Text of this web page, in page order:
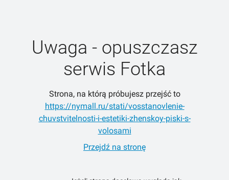
Uwaga - opuszczasz
serwis Fotka
Strona, na którą próbujesz przejść to
https://nymall.ru/stati/vosstanovlenie-
chuvstvitelnosti-i-estetiki-zhenskoy-piski-s-
volosami
Przejdź na stronę